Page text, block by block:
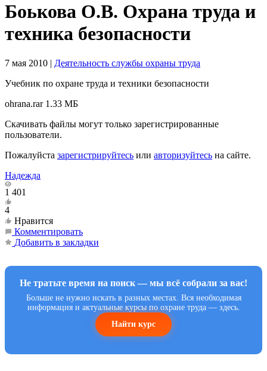
Боькова О.В. Охрана труда и
техника безопасности
7 мая 2010 | Деятельность службы охраны труда
Учебник по охране труда и техники безопасности
ohrana.rar 1.33 МБ
Скачивать файлы могут только зарегистрированные
пользователи.
Пожалуйста зарегистрируйтесь или авторизуйтесь на сайте.
Надежда
1 401
4
Нравится
Комментировать
Добавить в закладки
Не тратьте время на поиск — мы всё собрали за вас!
Больше не нужно искать в разных местах. Вся необходимая
информация и актуальные курсы по охране труда — здесь.
Найти курс